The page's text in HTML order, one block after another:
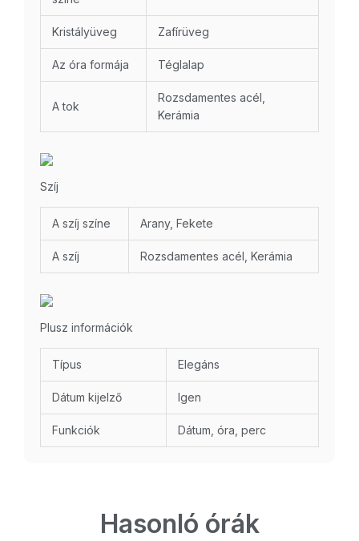
Kristályüveg Zafírüveg
Az óra formája Téglalap
A tok
Rozsdamentes acél,
Kerámia
Szíj
A szíj színe Arany, Fekete
A szíj Rozsdamentes acél, Kerámia
Plusz információk
Típus Elegáns
Dátum kijelző Igen
Funkciók Dátum, óra, perc
Hasonló órák